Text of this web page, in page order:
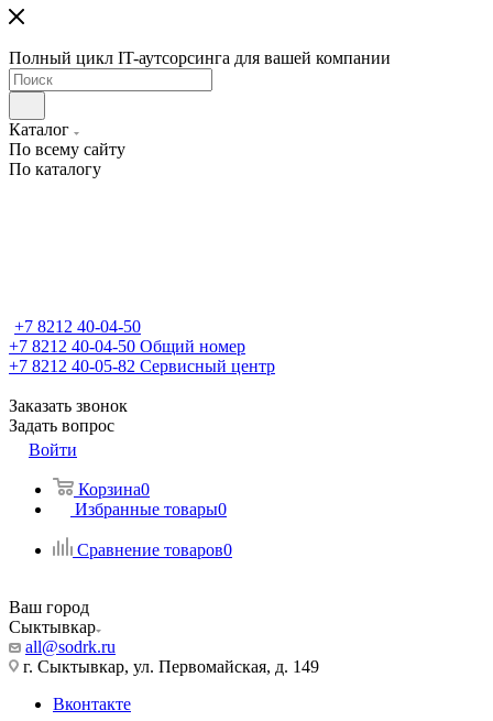
Полный цикл IT-аутсорсинга для вашей компании
Каталог
По всему сайту
По каталогу
+7 8212 40-04-50
+7 8212 40-04-50 Общий номер
+7 8212 40-05-82 Сервисный центр
Заказать звонок
Задать вопрос
Войти
Корзина0
Избранные товары0
Сравнение товаров0
Ваш город
Сыктывкар
all@sodrk.ru
г. Сыктывкар, ул. Первомайская, д. 149
Вконтакте